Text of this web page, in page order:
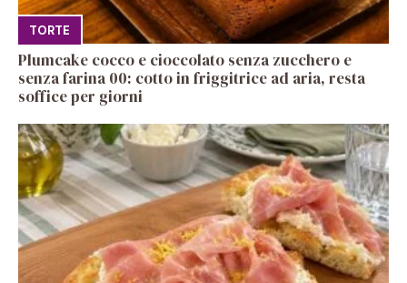
TORTE
Plumcake cocco e cioccolato senza zucchero e
senza farina 00: cotto in friggitrice ad aria, resta
soffice per giorni